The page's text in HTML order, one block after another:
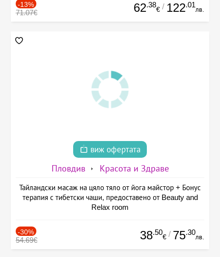
-13%
71.07€ 62.38
€ / 122.01
лв.
виж офертата
Пловдив Красота и Здраве
Тайландски масаж на цяло тяло от йога майстор + Бонус
терапия с тибетски чаши, предоставено от Beauty and
Relax room
-30%
54.69€ 38.50
€ / 75.30
лв.